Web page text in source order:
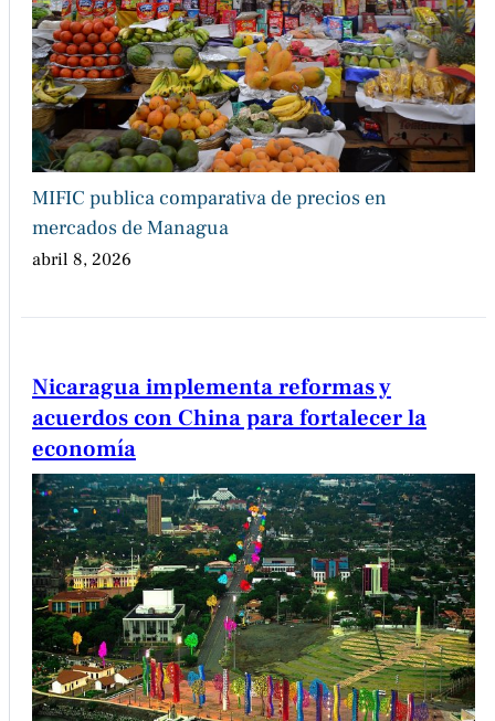
MIFIC publica comparativa de precios en
mercados de Managua
abril 8, 2026
Nicaragua implementa reformas y
acuerdos con China para fortalecer la
economía